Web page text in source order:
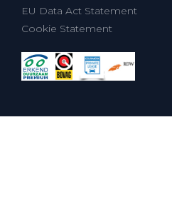
EU Data Act Statement
Cookie Statement